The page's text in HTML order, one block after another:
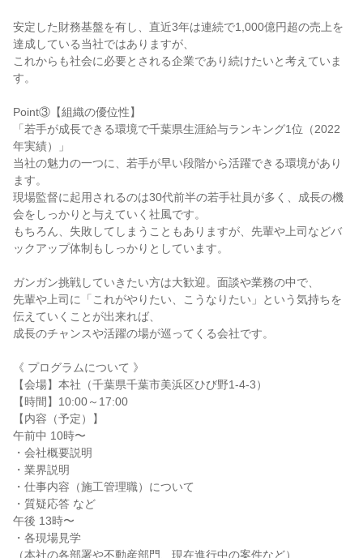
安定した財務基盤を有し、直近3年は連続で1,000億円超の売上を
達成している当社ではありますが、
これからも社会に必要とされる企業であり続けたいと考えていま
す。
Point③【組織の優位性】
「若手が成長できる環境で千葉県生涯給与ランキング1位（2022
年実績）」
当社の魅力の一つに、若手が早い段階から活躍できる環境があり
ます。
現場監督に起用されるのは30代前半の若手社員が多く、成長の機
会をしっかりと与えていく社風です。
もちろん、失敗してしまうこともありますが、先輩や上司などバ
ックアップ体制もしっかりとしています。
ガンガン挑戦していきたい方は大歓迎。面談や業務の中で、
先輩や上司に「これがやりたい、こうなりたい」という気持ちを
伝えていくことが出来れば、
成長のチャンスや活躍の場が巡ってくる会社です。
《 プログラムについて 》
【会場】本社（千葉県千葉市美浜区ひび野1-4-3）
【時間】10:00～17:00
【内容（予定）】
午前中 10時〜
・会社概要説明
・業界説明
・仕事内容（施工管理職）について
・質疑応答 など
午後 13時〜
・各現場見学
（本社の各部署や不動産部門、現在進行中の案件など）